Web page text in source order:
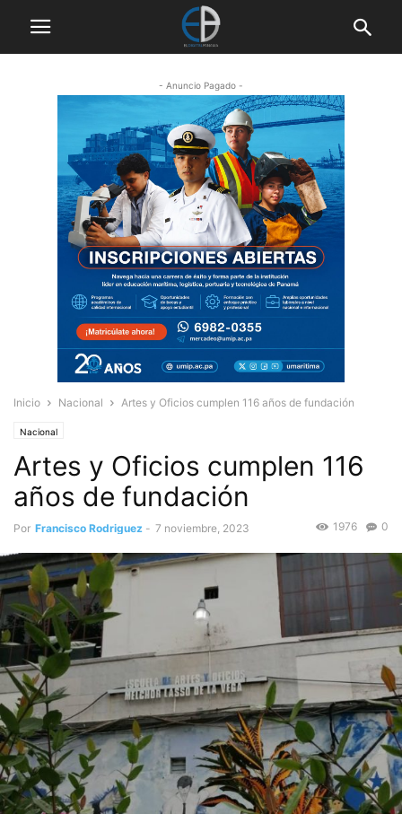
- Anuncio Pagado -
Inicio Nacional Artes y Oficios cumplen 116 años de fundación
Nacional
Artes y Oficios cumplen 116
años de fundación
Por Francisco Rodriguez - 7 noviembre, 2023 0
1976